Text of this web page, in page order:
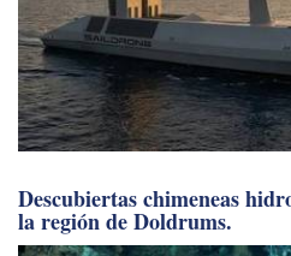
Descubiertas chimeneas
la región de Doldrums.